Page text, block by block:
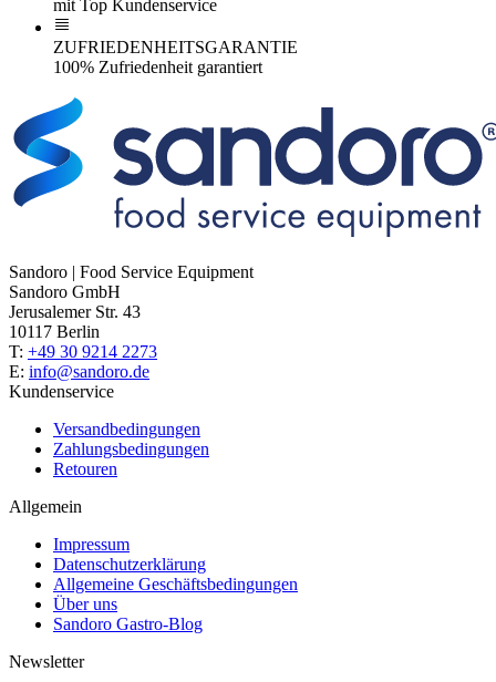
mit Top Kundenservice
ZUFRIEDENHEITSGARANTIE
100% Zufriedenheit garantiert
Sandoro | Food Service Equipment
Sandoro GmbH
Jerusalemer Str. 43
10117 Berlin
T: +49 30 9214 2273
E: info@sandoro.de
Kundenservice
Versandbedingungen
Zahlungsbedingungen
Retouren
Allgemein
Impressum
Datenschutzerklärung
Allgemeine Geschäftsbedingungen
Über uns
Sandoro Gastro-Blog
Newsletter